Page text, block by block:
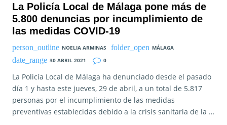
La Policía Local de Málaga pone más de
5.800 denuncias por incumplimiento de
las medidas COVID-19
NOELIA ARMINAS
MÁLAGA
30 ABRIL 2021
0
La Policía Local de Málaga ha denunciado desde el pasado
día 1 y hasta este jueves, 29 de abril, a un total de 5.817
personas por el incumplimiento de las medidas
preventivas establecidas debido a la crisis sanitaria de la …